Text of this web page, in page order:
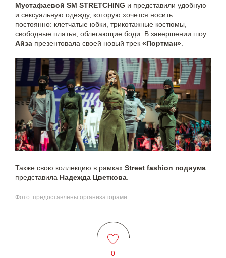
Мустафаевой SM STRETCHING и представили удобную
и сексуальную одежду, которую хочется носить
постоянно: клетчатые юбки, трикотажные костюмы,
свободные платья, облегающие боди. В завершении шоу
Айза презентовала своей новый трек «Портман»
Также свою коллекцию в рамках Street fashion подиума
представила Надежда Цветкова
Фото: предоставлены организаторами
0